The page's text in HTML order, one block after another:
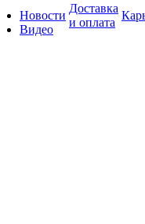
Новости
Видео
Доставка
и оплата